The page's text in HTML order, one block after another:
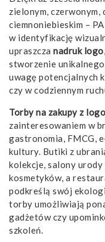
zielonym, czerwonym,
ciemnoniebieskim –
w identyfikację
upraszcza nadruk logo
stworzenie
uwagę potencjalnych
czy w codziennym
Torby na zakupy z logo
zainteresowaniem w
gastronomia, FMCG,
kultury. Butiki z
kolekcje, salony
kosmetyków, a
podkreślą swój
torby umożliwiają
gadżetów czy
szkoleń.